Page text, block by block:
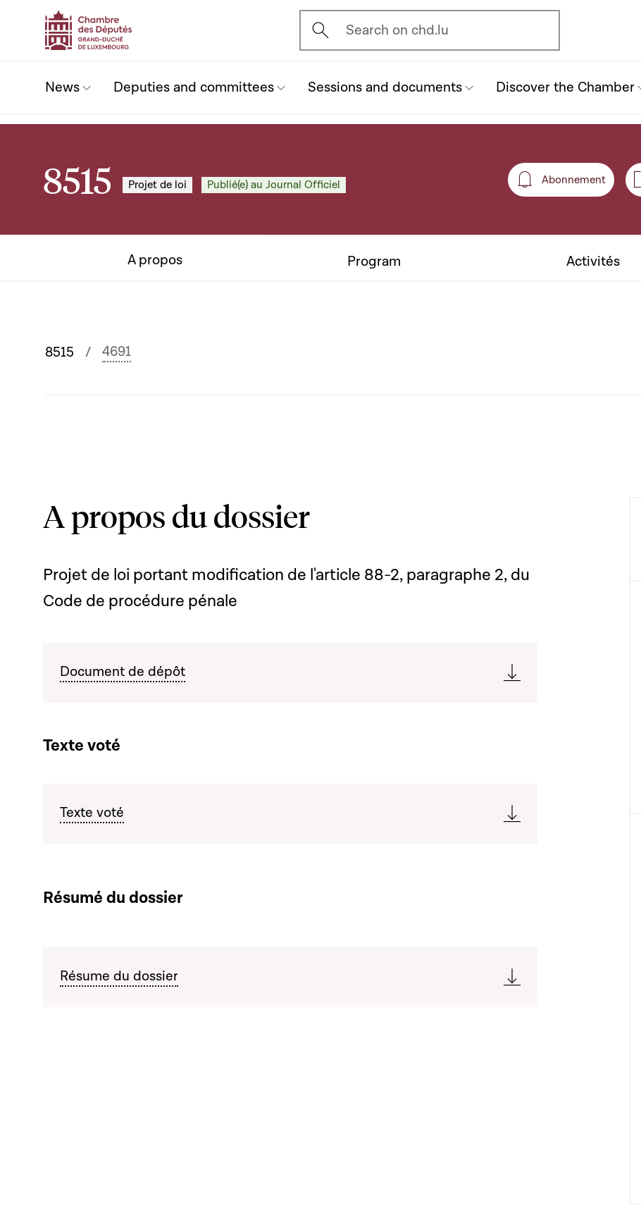
Ouvrir l'écran de recherche
Search on chd.lu
News Deputies and committees Sessions and documents Discover the Chamber
8515 Projet de loi Publié(e) au Journal Officiel Abonnement
Abonnement
A propos Program Activités
8515 4691
A propos du dossier
Projet de loi portant modification de l'article 88-2, paragraphe 2, du
Code de procédure pénale
Document de dépôt
Texte voté
Texte voté
Résumé du dossier
Résume du dossier